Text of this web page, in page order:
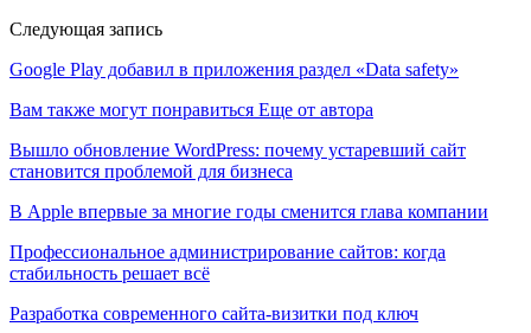
Следующая запись
Google Play добавил в приложения раздел «Data safety»
Вам также могут понравиться Еще от автора
Вышло обновление WordPress: почему устаревший сайт
становится проблемой для бизнеса
В Apple впервые за многие годы сменится глава компании
Профессиональное администрирование сайтов: когда
стабильность решает всё
Разработка современного сайта-визитки под ключ